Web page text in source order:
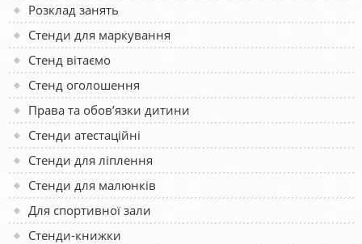
Розклад занять
Стенди для маркування
Стенд вітаємо
Стенд оголошення
Права та обов’язки дитини
Стенди атестаційні
Стенди для ліплення
Стенди для малюнків
Для спортивної зали
Стенди-книжки